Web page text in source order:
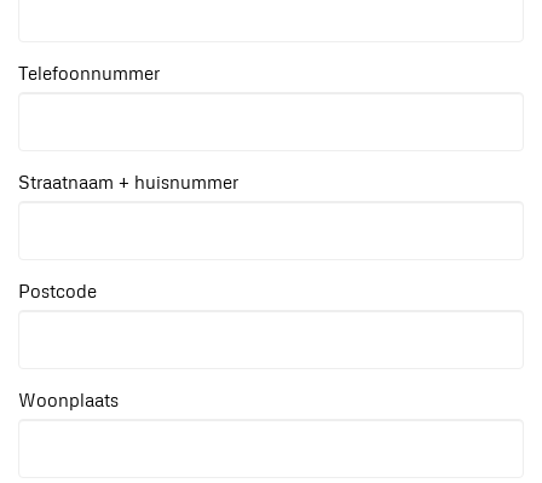
Telefoonnummer
Straatnaam + huisnummer
Postcode
Woonplaats